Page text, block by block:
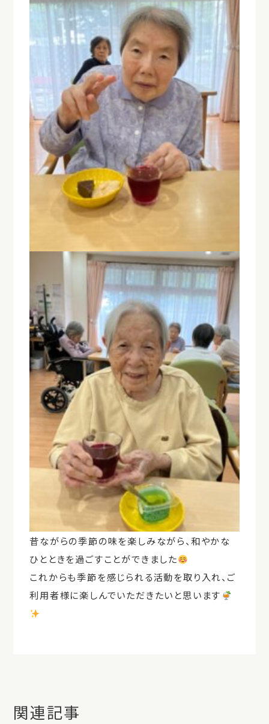
昔ながらの季節の味を楽しみながら、和やかな
ひとときを過ごすことができました
これからも季節を感じられる活動を取り入れ、ご
利用者様に楽しんでいただきたいと思います
関連記事